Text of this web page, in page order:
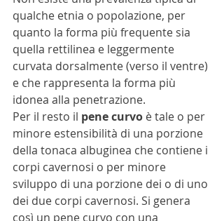
qualche etnia o popolazione, per
quanto la forma più frequente sia
quella rettilinea e leggermente
curvata dorsalmente (verso il ventre)
e che rappresenta la forma più
idonea alla penetrazione.
Per il resto il pene curvo è tale o per
minore estensibilità di una porzione
della tonaca albuginea che contiene i
corpi cavernosi o per minore
sviluppo di una porzione dei o di uno
dei due corpi cavernosi. Si genera
così un pene curvo con una